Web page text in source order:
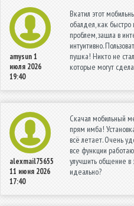
amysun1
июля 2026
19:40
Вкатил этот
обалдел, как быстро
проблем, зашла в
интуитивно.
пушка! Никто не
которые могут
alexmail75655
11 июня 2026
17:40
Скачал мобильный
прям имба!
всё летает. Очень
все функции
улучшить общение
идеально?